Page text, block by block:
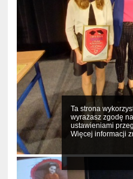
Ta strona
wyrażasz zgodę
ustawieniami
Więcej informacji